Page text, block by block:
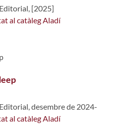
[2025]
al catàleg Aladí
desembre de 2024-
al catàleg Aladí